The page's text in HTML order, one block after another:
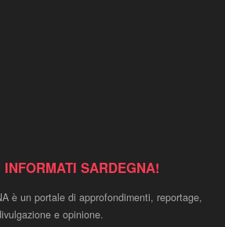
INFORMATI SARDEGNA!
è un portale di approfondimenti, reportage,
e opinione.